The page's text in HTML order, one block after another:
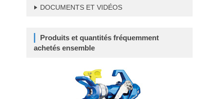
DOCUMENTS ET VIDÉOS
Produits et quantités fréquemment
achetés ensemble